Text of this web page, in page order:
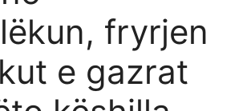
fryrjen
e gazrat